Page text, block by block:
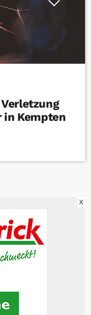
in Kempten
X